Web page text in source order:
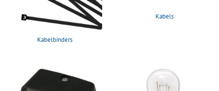
Kabelbinders
Kabels